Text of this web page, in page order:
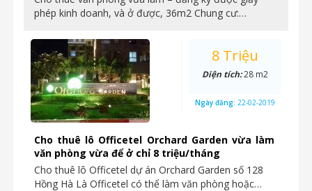
phép kinh doanh, và ở được, 36m2 Chung cư:…
Cho thuê lô Officetel Orchard Garden vừa làm
văn phòng vừa để ở chỉ 8 triệu/tháng
Cho thuê lô Officetel dự án Orchard Garden số 128
Hồng Hà Là Officetel có thể làm văn phòng hoặc…
8 Triệu
Diện tích:28 m2
Ngày đăng: 22-02-2019